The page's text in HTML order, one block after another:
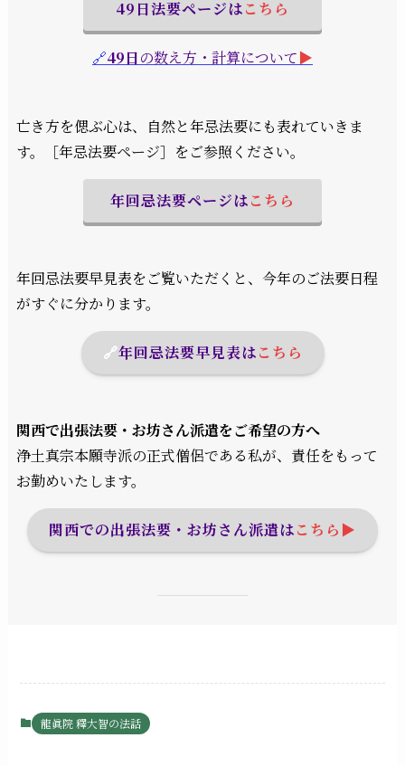
49日法要ページはこちら
🔗49日の数え方・計算について▶︎
亡き方を偲ぶ心は、自然と年忌法要にも表れていきま
す。［年忌法要ページ］をご参照ください。
年回忌法要ページはこちら
年回忌法要早見表をご覧いただくと、今年のご法要日程
がすぐに分かります。
🔗年回忌法要早見表はこちら
関西で出張法要・お坊さん派遣をご希望の方へ
浄土真宗本願寺派の正式僧侶である私が、責任をもって
お勤めいたします。
関西での出張法要・お坊さん派遣はこちら▶︎
龍眞院 釋大智の法話